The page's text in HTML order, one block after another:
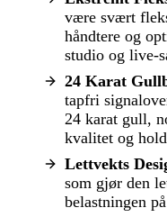
være svært
håndtere og
studio og live-
24 Karat
tapfri
24 karat gull,
kvalitet og
Lettvekts
som gjør den
belastningen